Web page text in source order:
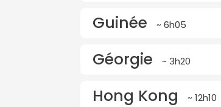
Guinée ~ 6h05
Géorgie ~ 3h20
Hong Kong ~ 12h10